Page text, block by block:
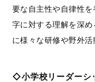
要な自主性や自律性
字に対する理解を深
に様々な研修や野外活
◇小学校リーダーシ